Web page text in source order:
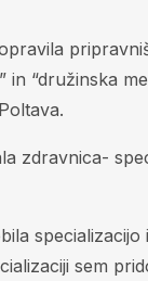
in “družinska
zdravnica-
sem